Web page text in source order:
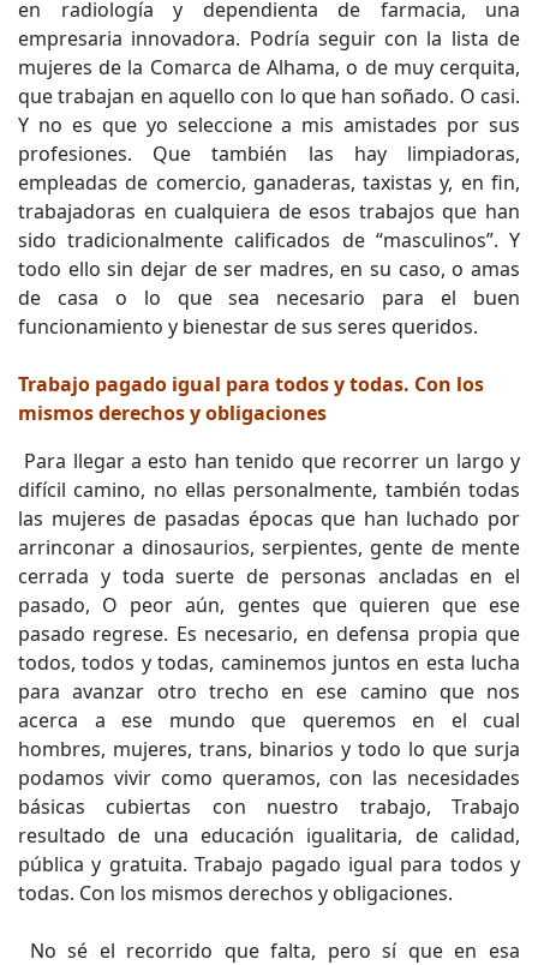
en radiología y dependienta de farmacia, una
empresaria innovadora. Podría seguir con la lista de
mujeres de la Comarca de Alhama, o de muy cerquita,
que trabajan en aquello con lo que han soñado. O casi.
Y no es que yo seleccione a mis amistades por sus
profesiones. Que también las hay limpiadoras,
empleadas de comercio, ganaderas, taxistas y, en fin,
trabajadoras en cualquiera de esos trabajos que han
sido tradicionalmente calificados de “masculinos”. Y
todo ello sin dejar de ser madres, en su caso, o amas
de casa o lo que sea necesario para el buen
funcionamiento y bienestar de sus seres queridos.
Trabajo pagado igual para todos y todas. Con los
mismos derechos y obligaciones
Para llegar a esto han tenido que recorrer un largo y
difícil camino, no ellas personalmente, también todas
las mujeres de pasadas épocas que han luchado por
arrinconar a dinosaurios, serpientes, gente de mente
cerrada y toda suerte de personas ancladas en el
pasado, O peor aún, gentes que quieren que ese
pasado regrese. Es necesario, en defensa propia que
todos, todos y todas, caminemos juntos en esta lucha
para avanzar otro trecho en ese camino que nos
acerca a ese mundo que queremos en el cual
hombres, mujeres, trans, binarios y todo lo que surja
podamos vivir como queramos, con las necesidades
básicas cubiertas con nuestro trabajo, Trabajo
resultado de una educación igualitaria, de calidad,
pública y gratuita. Trabajo pagado igual para todos y
todas. Con los mismos derechos y obligaciones.
No sé el recorrido que falta, pero sí que en esa